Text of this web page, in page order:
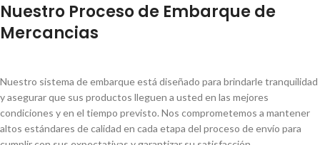
Nuestro Proceso de Embarque de
Mercancias
Nuestro sistema de embarque está diseñado para brindarle tranquilidad
y asegurar que sus productos lleguen a usted en las mejores
condiciones y en el tiempo previsto. Nos comprometemos a mantener
altos estándares de calidad en cada etapa del proceso de envío para